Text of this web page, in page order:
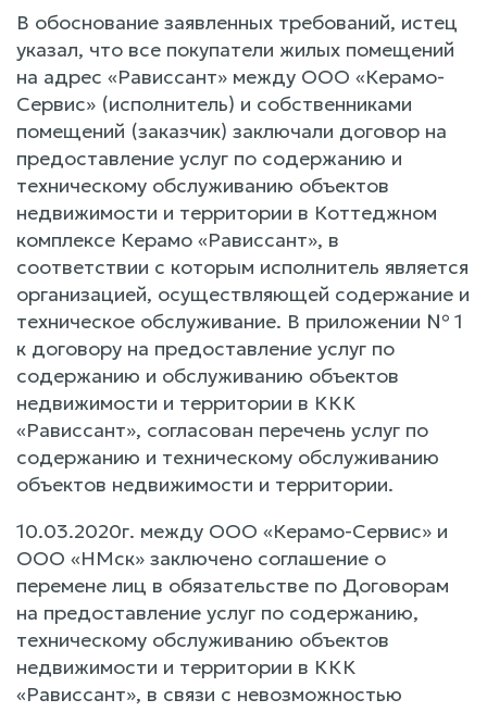
В обоснование заявленных требований, истец
указал, что все покупатели жилых помещений
на адрес «Рависсант» между ООО «Керамо-
Сервис» (исполнитель) и собственниками
помещений (заказчик) заключали договор на
предоставление услуг по содержанию и
техническому обслуживанию объектов
недвижимости и территории в Коттеджном
комплексе Керамо «Рависсант», в
соответствии с которым исполнитель является
организацией, осуществляющей содержание и
техническое обслуживание. В приложении № 1
к договору на предоставление услуг по
содержанию и обслуживанию объектов
недвижимости и территории в ККК
«Рависсант», согласован перечень услуг по
содержанию и техническому обслуживанию
объектов недвижимости и территории.
10.03.2020г. между ООО «Керамо-Сервис» и
ООО «НМск» заключено соглашение о
перемене лиц в обязательстве по Договорам
на предоставление услуг по содержанию,
техническому обслуживанию объектов
недвижимости и территории в ККК
«Рависсант», в связи с невозможностью